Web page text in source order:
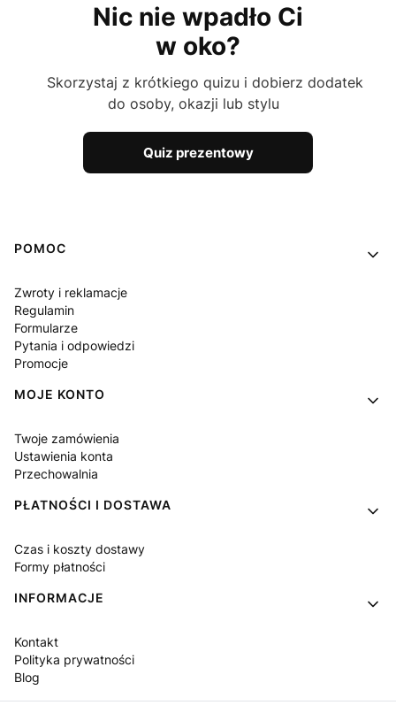
Nic nie wpadło Ci
w oko?
Skorzystaj z krótkiego quizu i dobierz dodatek
do osoby, okazji lub stylu
Quiz prezentowy
Linki w stopce
POMOC
Zwroty i reklamacje
Regulamin
Formularze
Pytania i odpowiedzi
Promocje
MOJE KONTO
Twoje zamówienia
Ustawienia konta
Przechowalnia
PŁATNOŚCI I DOSTAWA
Czas i koszty dostawy
Formy płatności
INFORMACJE
Kontakt
Polityka prywatności
Blog